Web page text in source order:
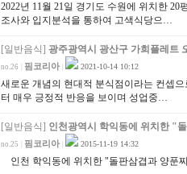
2022년 11월 21일 경기도 수원에 위치한
조사와 입지분석을 통하여 고색식당으…
[일반음식] 광주광역시 광산구 가희플레트
no.26 핌코리아 2021-10-14 10:12
새로운 개념의 현대적 분식점이라는 컨셉
터 매우 긍정적 반응을 보이며 성업중…
[일반음식] 인천광역시 학익동에 위치한 "
no.25 핌코리아 2015-11-19 14:32
인천 학익동에 위치한 "돌판삼겹과 양푼